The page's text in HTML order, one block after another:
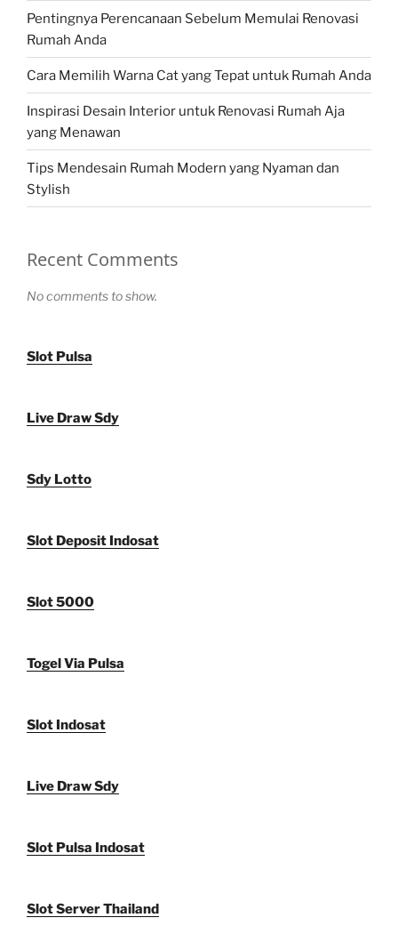
Pentingnya Perencanaan Sebelum Memulai Renovasi
Rumah Anda
Cara Memilih Warna Cat yang Tepat untuk Rumah Anda
Inspirasi Desain Interior untuk Renovasi Rumah Aja
yang Menawan
Tips Mendesain Rumah Modern yang Nyaman dan
Stylish
Recent Comments
No comments to show.
Slot Pulsa
Live Draw Sdy
Sdy Lotto
Slot Deposit Indosat
Slot 5000
Togel Via Pulsa
Slot Indosat
Live Draw Sdy
Slot Pulsa Indosat
Slot Server Thailand